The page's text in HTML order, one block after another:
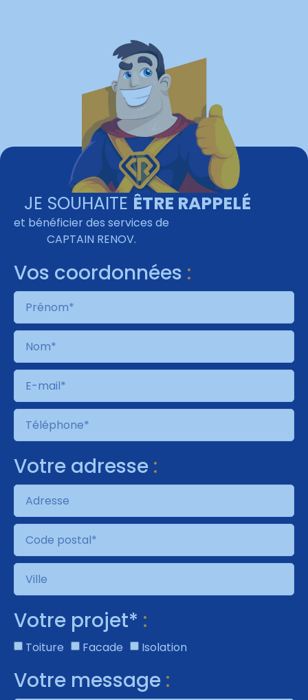
JE SOUHAITE ÊTRE RAPPELÉ
et bénéficier des services de
CAPTAIN RENOV.
Vos coordonnées :
Votre adresse :
Votre projet* :
Toiture Facade Isolation
Votre message :